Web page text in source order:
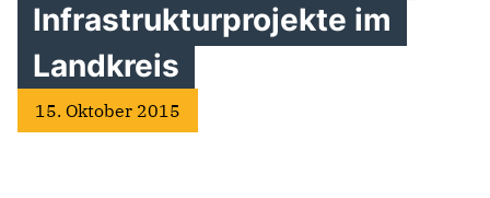
Infrastrukturprojekte im
Landkreis
15. Oktober 2015